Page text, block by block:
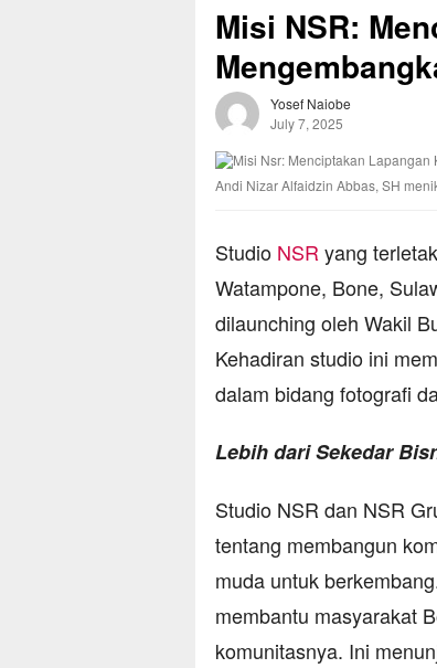
Misi NSR:
Yosef Naiobe
July 7, 2025
Andi Nizar Alfaidzin Abbas, SH
Studio NSR yang
Watampone, Bone,
dilaunching oleh Wakil
Kehadiran studio ini
dalam bidang fotografi
Lebih dari Sekedar
Studio NSR dan NSR
tentang membangun
muda untuk
membantu masyarakat
komunitasnya. Ini